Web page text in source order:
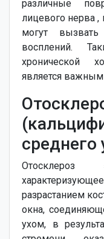
различные
лицевого нерва
могут
восплений.
хронической
является
среднего
Отосклероз
разрастанием
окна,
ухом, в